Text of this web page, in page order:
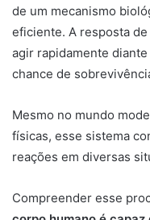
de um mecanismo
eficiente. A resposta
agir rapidamente
chance de
Mesmo no mundo
físicas, esse sistema
reações em diversas
Compreender esse